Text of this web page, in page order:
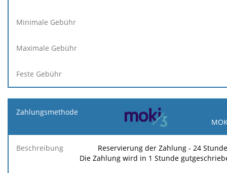
Reservierung der Zahlung - 24
Die Zahlung wird in 1 Stunde